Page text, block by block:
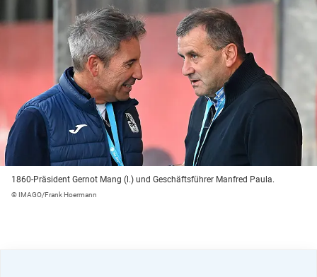
1860-Präsident Gernot Mang (l.) und Geschäftsführer Manfred Paula.
© IMAGO/Frank Hoermann